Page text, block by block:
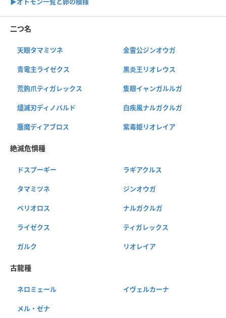
二つ名
天眼タマミツネ 金雷公ジンオウガ
青電主ライゼクス 黒炎王リオレウス
荒鉤爪ティガレックス 隻眼イャンガルルガ
燼滅刃ディノバルド 白疾風ナルガクルガ
鏖魔ディアブロス 紫毒姫リオレイア
絶滅危惧種
ドスプーギー ラギアクルス
タマミツネ ジンオウガ
ベリオロス ナルガクルガ
ライゼクス ティガレックス
ガルク リオレイア
古龍種
ネロミェール イヴェルカーナ
メル・ゼナ